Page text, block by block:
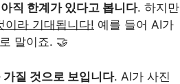
직 한계가 있다고 봅니다. 하지만
이라 기대됩니다! 예를 들어 AI가
말이죠. 🤝
질 것으로 보입니다. AI가 사진